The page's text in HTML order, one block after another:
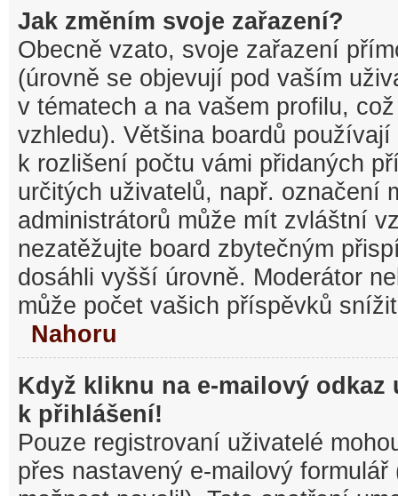
Jak změním svoje zařazení?
Obecně vzato, svoje zařazení
(úrovně se objevují pod vaším
v tématech a na vašem profilu,
vzhledu). Většina boardů
k rozlišení počtu vámi přidaných
určitých uživatelů, např. označení
administrátorů může mít zvláštní
nezatěžujte board zbytečným
dosáhli vyšší úrovně. Moderátor
může počet vašich příspěvků
Nahoru
Když kliknu na e-mailový odkaz
k přihlášení!
Pouze registrovaní uživatelé
přes nastavený e-mailový